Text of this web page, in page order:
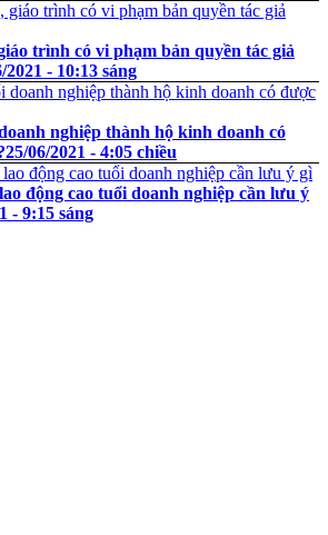
trình có vi phạm bản quyền tác giả
2021 - 10:13 sáng
nghiệp thành hộ kinh doanh có
25/06/2021 - 4:05 chiều
động cao tuổi doanh nghiệp cần lưu ý
- 9:15 sáng